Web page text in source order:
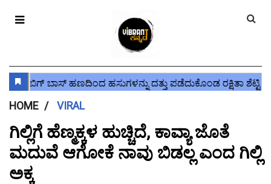
HOME VIRAL
ಗಿಲ್ಲಿಗೆ ಹೆಣ್ಮಕ್ಕಳ ಹುಚ್ಚಿದೆ, ಕಾವ್ಯಾ ಜೊತೆ
ಮದುವೆ ಆಗೋಕೆ ನಾವು ಬಿಡಲ್ಲ ಎಂದ ಗಿಲ್ಲಿ
ಅಕ್ಕ